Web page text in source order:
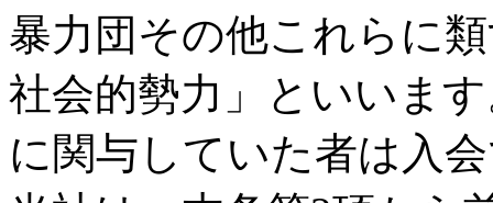
暴力団その他これらに
社会的勢力」といいま
に関与していた者は入